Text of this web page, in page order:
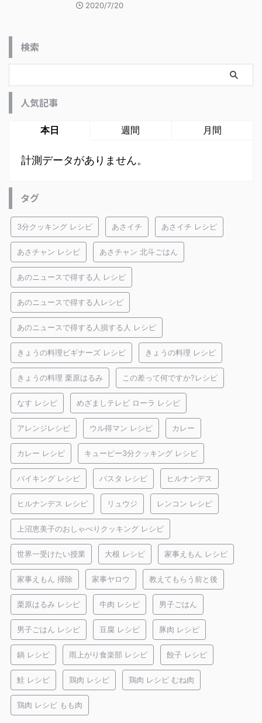
2020/7/20
検索
人気記事
本日 週間 月間
計測データがありません。
タグ
3分クッキング レシピ あさイチ あさイチ レシピ
あさチャン レシピ あさチャン 北斗ごはん
あのニュースで得する人 レシピ
あのニュースで得する人レシピ
あのニュースで得する人損する人 レシピ
きょうの料理ビギナーズ レシピ きょうの料理 レシピ
きょうの料理 栗原はるみ この差って何ですか?レシピ
なす レシピ めざましテレビ ローラ レシピ
アレンジレシピ ウル得マン レシピ カレー
カレー レシピ キューピー3分クッキング レシピ
バイキング レシピ パスタ レシピ ヒルナンデス
ヒルナンデス レシピ リュウジ レンコン レシピ
上沼恵美子のおしゃべりクッキング レシピ
世界一受けたい授業 大根 レシピ 家事えもん レシピ
家事えもん 掃除 家事ヤロウ 教えてもらう前と後
栗原はるみ レシピ 牛肉 レシピ 男子ごはん
男子ごはん レシピ 豆腐 レシピ 豚肉 レシピ
鍋 レシピ 雨上がり食楽部 レシピ 餃子 レシピ
鮭 レシピ 鶏肉 レシピ 鶏肉 レシピ むね肉
鶏肉 レシピ もも肉